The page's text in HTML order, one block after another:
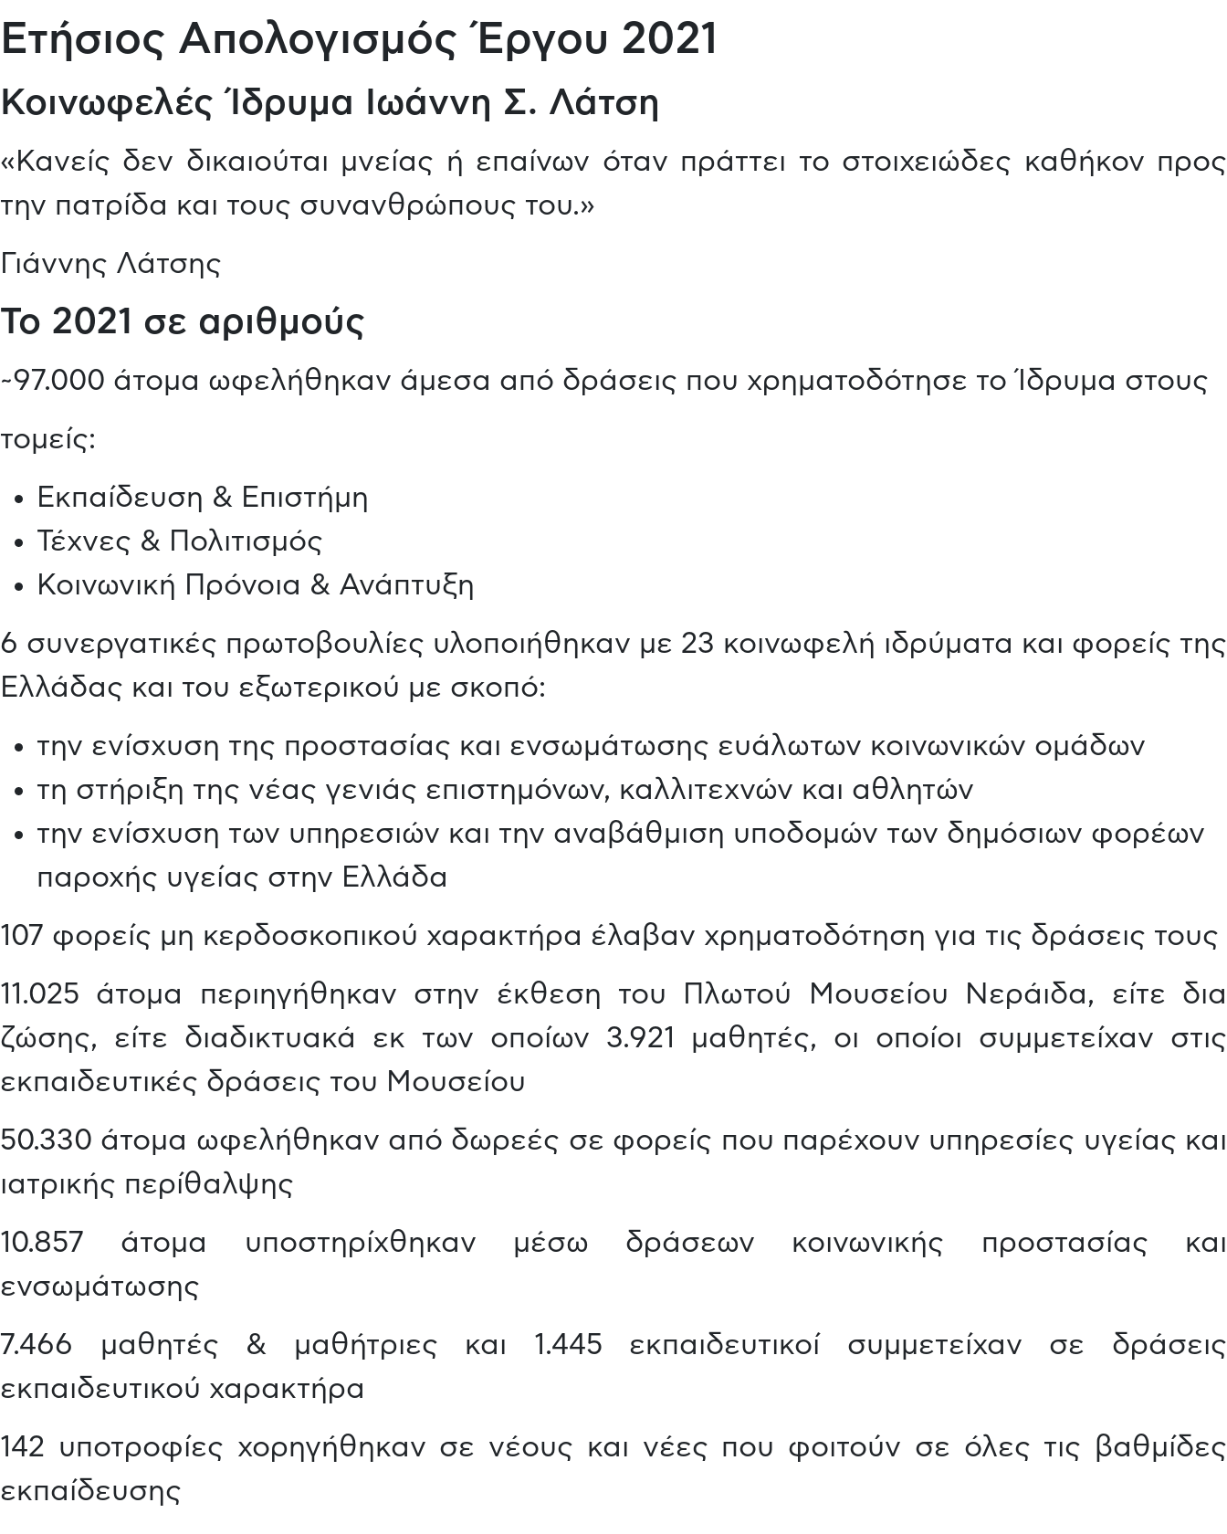
Ετήσιος Απολογισμός Έργου 2021
Κοινωφελές Ίδρυμα Ιωάννη Σ. Λάτση
«Κανείς δεν δικαιούται μνείας ή επαίνων όταν πράττει το στοιχειώδες καθήκον προς
την πατρίδα και τους συνανθρώπους του.»
Γιάννης Λάτσης
Το 2021 σε αριθμούς
~97.000 άτομα ωφελήθηκαν άμεσα από δράσεις που χρηματοδότησε το Ίδρυμα στους
τομείς:
Εκπαίδευση & Επιστήμη
Τέχνες & Πολιτισμός
Κοινωνική Πρόνοια & Ανάπτυξη
6 συνεργατικές πρωτοβουλίες υλοποιήθηκαν με 23 κοινωφελή ιδρύματα και φορείς της
Ελλάδας και του εξωτερικού με σκοπό:
την ενίσχυση της προστασίας και ενσωμάτωσης ευάλωτων κοινωνικών ομάδων
τη στήριξη της νέας γενιάς επιστημόνων, καλλιτεχνών και αθλητών
την ενίσχυση των υπηρεσιών και την αναβάθμιση υποδομών των δημόσιων φορέων
παροχής υγείας στην Ελλάδα
107 φορείς μη κερδοσκοπικού χαρακτήρα έλαβαν χρηματοδότηση για τις δράσεις τους
11.025 άτομα περιηγήθηκαν στην έκθεση του Πλωτού Μουσείου Νεράιδα, είτε δια
ζώσης, είτε διαδικτυακά εκ των οποίων 3.921 μαθητές, οι οποίοι συμμετείχαν στις
εκπαιδευτικές δράσεις του Μουσείου
50.330 άτομα ωφελήθηκαν από δωρεές σε φορείς που παρέχουν υπηρεσίες υγείας και
ιατρικής περίθαλψης
10.857 άτομα υποστηρίχθηκαν μέσω δράσεων κοινωνικής προστασίας και
ενσωμάτωσης
7.466 μαθητές & μαθήτριες και 1.445 εκπαιδευτικοί συμμετείχαν σε δράσεις
εκπαιδευτικού χαρακτήρα
142 υποτροφίες χορηγήθηκαν σε νέους και νέες που φοιτούν σε όλες τις βαθμίδες
εκπαίδευσης